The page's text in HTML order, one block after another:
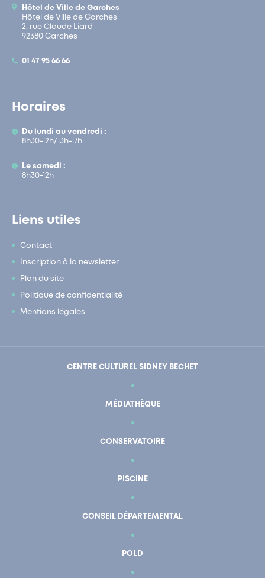
Hôtel de Ville de Garches
Hôtel de Ville de Garches
2, rue Claude Liard
92380 Garches
01 47 95 66 66
Horaires
Du lundi au vendredi :
8h30-12h/13h-17h
Le samedi :
8h30-12h
Liens utiles
Contact
Inscription à la newsletter
Plan du site
Politique de confidentialité
Mentions légales
CENTRE CULTUREL SIDNEY BECHET
MÉDIATHÈQUE
CONSERVATOIRE
PISCINE
CONSEIL DÉPARTEMENTAL
POLD